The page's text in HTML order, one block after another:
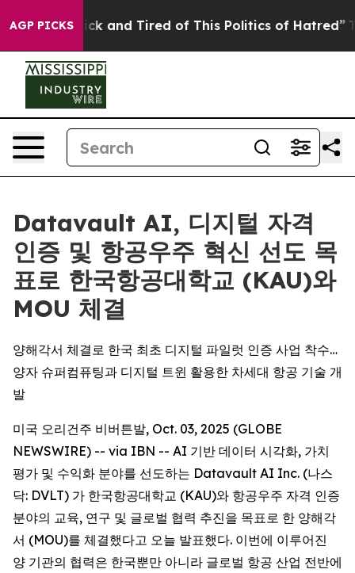
AGP PICKS
Sick and Tired of This Politics of Hatred” The
Datavault AI, 디지털 자격
인증 및 항공우주 혁신 선도 목
표로 한국항공대학교 (KAU)와
MOU 체결
양해각서 체결로 한국 최초 디지털 파일럿 인증 사업 착수…
양자 슈퍼컴퓨팅과 디지털 트윈 활용한 차세대 항공 기술 개
발
미국 오리건주 비버튼발, Oct. 03, 2025 (GLOBE
NEWSWIRE) -- via IBN -- AI 기반 데이터 시각화, 가치
평가 및 수익화 분야를 선도하는 Datavault AI Inc. (나스
닥: DVLT) 가 한국항공대학교 (KAU)와 항공우주 자격 인증
분야의 교육, 연구 및 글로벌 협력 추진을 목표로 한 양해각
서 (MOU)를 체결했다고 오늘 발표했다. 이번에 이루어진
양 기관의 협력은 한국뿐만 아니라 글로벌 항공 산업 전반에